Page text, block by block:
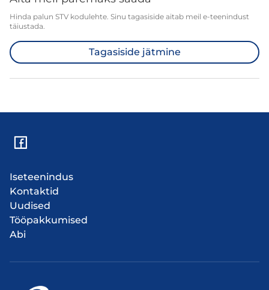
Hinda palun STV kodulehte. Sinu tagasiside aitab meil e-teenindust
täiustada.
Tagasiside jätmine
Iseteenindus
Kontaktid
Uudised
Tööpakkumised
Abi